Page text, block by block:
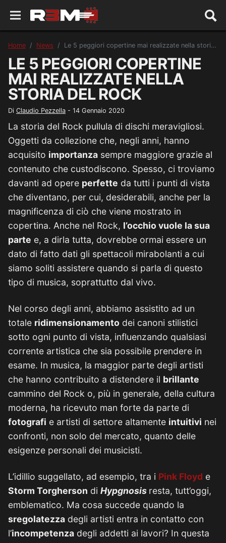
Home News Le 5 peggiori copertine mai realizzate nella storia del Rock
LE 5 PEGGIORI COPERTINE
MAI REALIZZATE NELLA
STORIA DEL ROCK
Di Claudio Pezzella - 14 Gennaio 2020
La storia del Rock pullula di dischi meravigliosi.
Oggetti da collezione che, negli anni, hanno
acquisito importanza sempre maggiore grazie al
contenuto che custodiscono. Spesso, ci troviamo
davanti ad opere perfette da tutti i punti di vista
che diventano, per cui, desiderabili, anche per la
magnificenza di ciò che viene mostrato in
copertina. Anche nel Rock, l’occhio vuole la sua
parte e, a dirla tutta, dovrebbe ormai essere un
dato di fatto dati gli spettacoli mirabolanti a cui
siamo soliti assistere quando si parla di questo
tipo di musica, soprattutto dal vivo.
Nel corso degli anni, abbiamo assistito ad un
totale ridimensionamento dei canoni stilistici
sotto ogni punto di vista, influenzando qualsiasi
corrente artistica che sia possibile prendere in
esame. In musica, la maggior parte degli artisti
che hanno contribuito a distendere il brillante
cammino del Rock o, più in generale, della cultura
moderna, ha ricevuto man forte da parte di
fotografi e artisti di settore altamente intuitivi nei
confronti, non solo del mercato, quanto delle
esigenze personali dei musicisti.
L’idillio suggellato, ad esempio, tra i Pink Floyd e
Storm Torgherson di Hypgnosis resta, tutt’oggi,
emblematico. Ma cosa succede quando la
sregolatezza degli artisti entra in contatto con
l’incompetenza degli addetti ai lavori? In questa